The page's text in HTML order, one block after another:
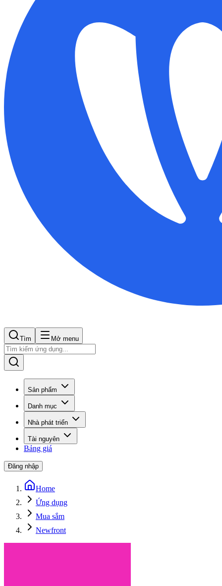
Tìm Mở menu
Sản phẩm
Danh mục
Nhà phát triển
Tài nguyên
Bảng giá
Đăng nhập
Home
Ứng dụng
Mua sắm
Newfront